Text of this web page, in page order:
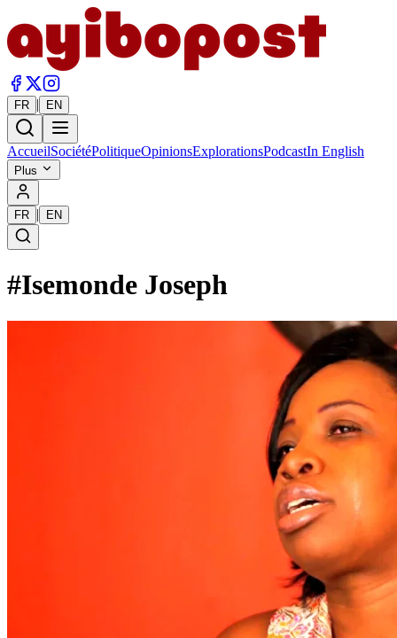
FR | EN
AccueilSociétéPolitiqueOpinionsExplorationsPodcastIn English
Plus
FR | EN
#Isemonde Joseph